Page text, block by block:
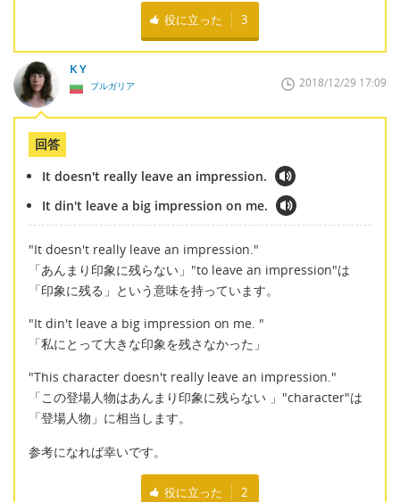
役に立った 3
K Y
ブルガリア 2018/12/29 17:09
回答
It doesn't really leave an impression.
It din't leave a big impression on me.
"It doesn't really leave an impression."
「あんまり印象に残らない」"to leave an impression"は
「印象に残る」という意味を持っています。
"It din't leave a big impression on me. "
「私にとって大きな印象を残さなかった」
"This character doesn't really leave an impression."
「この登場人物はあんまり印象に残らない 」"character"は
「登場人物」に相当します。
参考になれば幸いです。
役に立った 2